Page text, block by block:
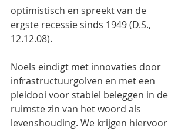
optimistisch en spreekt van de
ergste recessie sinds 1949 (D.S.,
12.12.08).
Noels eindigt met innovaties door
infrastructuurgolven en met een
pleidooi voor stabiel beleggen in de
ruimste zin van het woord als
levenshouding. We krijgen hiervoor